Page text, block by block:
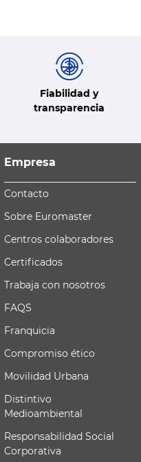
Fiabilidad y
transparencia
Empresa
Contacto
Sobre Euromaster
Centros colaboradores
Certificados
Trabaja con nosotros
FAQS
Franquicia
Compromiso ético
Movilidad Urbana
Distintivo
Medioambiental
Responsabilidad Social
Corporativa